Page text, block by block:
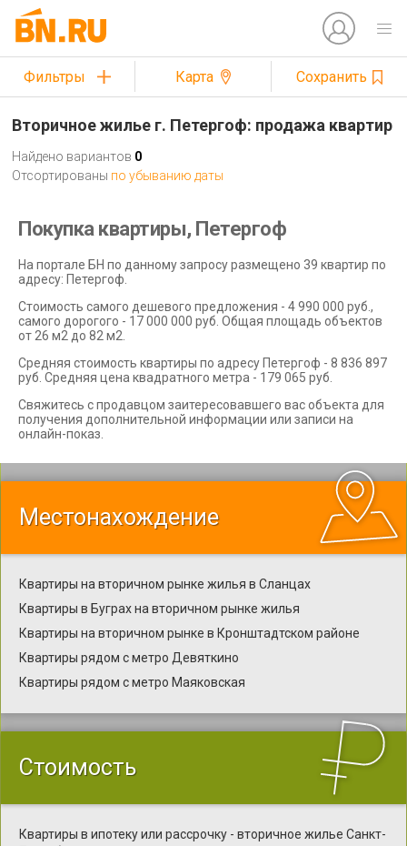
Фильтры Карта Сохранить
Вторичное жилье г. Петергоф: продажа квартир
Найдено вариантов 0
Отсортированы по убыванию даты
Покупка квартиры, Петергоф
На портале БН по данному запросу размещено 39 квартир по
адресу: Петергоф.
Стоимость самого дешевого предложения - 4 990 000 руб.,
самого дорогого - 17 000 000 руб. Общая площадь объектов
от 26 м2 до 82 м2.
Средняя стоимость квартиры по адресу Петергоф - 8 836 897
руб. Средняя цена квадратного метра - 179 065 руб.
Свяжитесь с продавцом заитересовавшего вас объекта для
получения дополнительной информации или записи на
онлайн-показ.
Местонахождение
Квартиры на вторичном рынке жилья в Сланцах
Квартиры в Буграх на вторичном рынке жилья
Квартиры на вторичном рынке в Кронштадтском районе
Квартиры рядом с метро Девяткино
Квартиры рядом с метро Маяковская
Стоимость
Квартиры в ипотеку или рассрочку - вторичное жилье Санкт-